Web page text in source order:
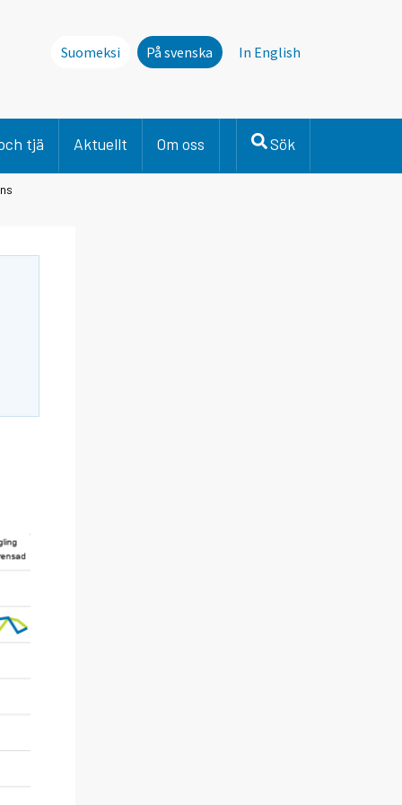
Suomeksi På svenska In English
tjä Aktuellt Om oss Sök